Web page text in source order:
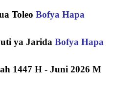
Toleo Bofya Hapa
ya Jarida Bofya Hapa
1447 H - Juni 2026 M